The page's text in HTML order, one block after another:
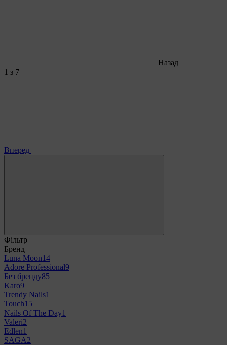
Назад
1 з 7
Вперед
Фільтр
Бренд
Luna Moon14
Adore Professional9
Без бренду85
Karo9
Trendy Nails1
Touch15
Nails Of The Day1
Valeri2
Edlen1
SAGA2